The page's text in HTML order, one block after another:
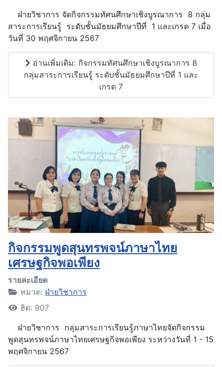
ฝ่ายวิชาการ จัดกิจกรรมทัศนศึกษาเชิงบูรณาการ 8 กลุ่ม
สาระการเรียนรู้ ระดับชั้นมัธยมศึกษาปีที่ 1 และเกรด 7 เมื่อ
วันที่ 30 พฤศจิกายน 2567
อ่านเพิ่มเติม: กิจกรรมทัศนศึกษาเชิงบูรณาการ 8
กลุ่มสาระการเรียนรู้ ระดับชั้นมัธยมศึกษาปีที่ 1 และ
เกรด 7
กิจกรรมพูดสุนทรพจน์ภาษาไทย
เศรษฐกิจพอเพียง
รายละเอียด
หมวด: ฝ่ายวิชาการ
ฮิต: 907
ฝ่ายวิชาการ กลุ่มสาระการเรียนรู้ภาษาไทยจัดกิจกรรม
พูดสุนทรพจน์ภาษาไทยเศรษฐกิจพอเพียง ระหว่างวันที่ 1 - 15
พฤศจิกายน 2567